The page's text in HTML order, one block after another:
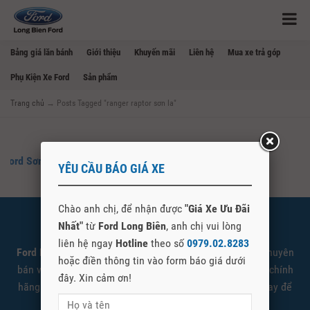
Bảng giá lăn bánh Giới thiệu Khuyến mãi Liên hệ Mua xe trả góp
Phụ Kiện Xe Ford Sản phẩm
Trang chủ → Posts Tagged "ranger raptor sơn la"
Ford Sơn La – Mua Bán Xe Ford Tại Sơn La
SHOWROOM FORD LONG BIÊN
Ford Long Biên là đại lý cấp 1 ủy quyền Ford Việt Nam chuyên
bán và giới thiệu các sản phẩm xe Ford được nhập khẩu chính
hãng. Quý khách có nhu cầu tìm hiểu vui lòng liên hệ ngay để
được tư vấn và báo giá tốt nhất.
YÊU CẦU BÁO GIÁ XE
Chào anh chị, để nhận được "Giá Xe Ưu Đãi
Nhất" từ Ford Long Biên, anh chị vui lòng
liên hệ ngay Hotline theo số 0979.02.8283
hoặc điền thông tin vào form báo giá dưới
đây. Xin cảm ơn!